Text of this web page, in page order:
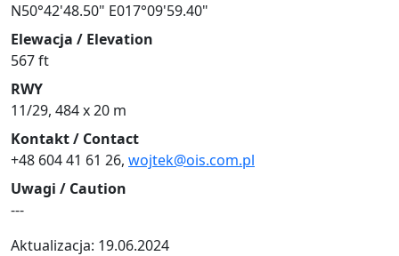
N50°42'48.50" E017°09'59.40"
Elewacja / Elevation
567 ft
RWY
11/29, 484 x 20 m
Kontakt / Contact
+48 604 41 61 26, wojtek@ois.com.pl
Uwagi / Caution
---
Aktualizacja: 19.06.2024